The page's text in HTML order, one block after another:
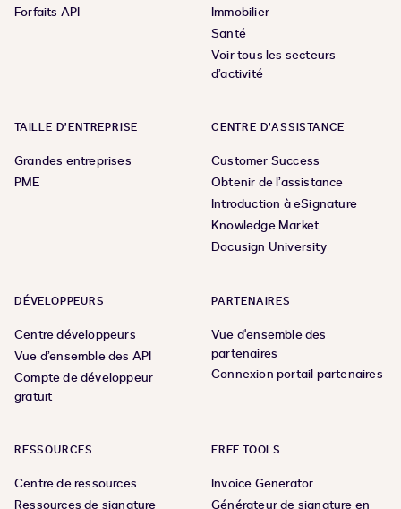
Forfaits API
Immobilier
Santé
Voir tous les secteurs
d’activité
TAILLE D’ENTREPRISE
Grandes entreprises
PME
CENTRE D’ASSISTANCE
Customer Success
Obtenir de l’assistance
Introduction à eSignature
Knowledge Market
Docusign University
DÉVELOPPEURS
Centre développeurs
Vue d’ensemble des API
Compte de développeur
gratuit
PARTENAIRES
Vue d'ensemble des
partenaires
Connexion portail partenaires
RESSOURCES
Centre de ressources
Ressources de signature
FREE TOOLS
Invoice Generator
Générateur de signature en